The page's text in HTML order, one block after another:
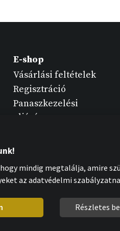
E-shop
Vásárlási feltételek
Regisztráció
Panaszkezelési
eljárás
Óra karbantartása
védelme
mindig megtalálja, amire
az adatvédelmi
Részletes